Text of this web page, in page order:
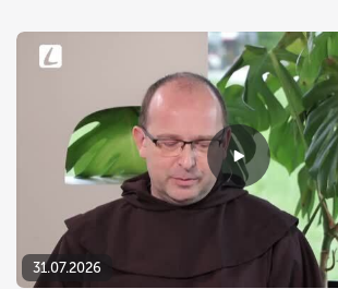
31.07.2026